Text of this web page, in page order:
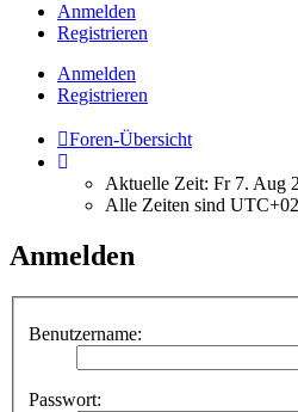
Anmelden
Registrieren
Anmelden
Registrieren
Foren-Übersicht
Aktuelle Zeit: Fr 7. Aug
Alle Zeiten sind
Anmelden
Benutzername:
Passwort: